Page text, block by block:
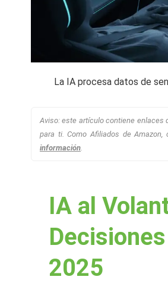
La IA procesa datos de
Aviso: este artículo contiene enlaces
para ti. Como Afiliados de
información.
IA al
2025